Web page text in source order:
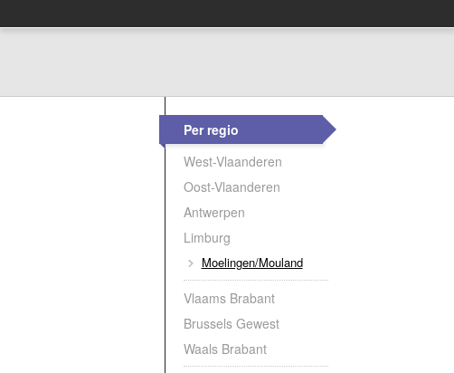
Per regio
West-Vlaanderen
Oost-Vlaanderen
Antwerpen
Limburg
Moelingen/Mouland
Vlaams Brabant
Brussels Gewest
Waals Brabant